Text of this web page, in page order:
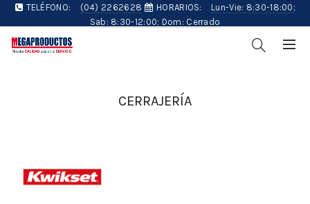
TELÉFONO: (04) 2262628 HORARIOS:
Lun-Vie: 8:30-18:00;
Sab: 8:30-12:00; Dom: Cerrado
CERRAJERÍA